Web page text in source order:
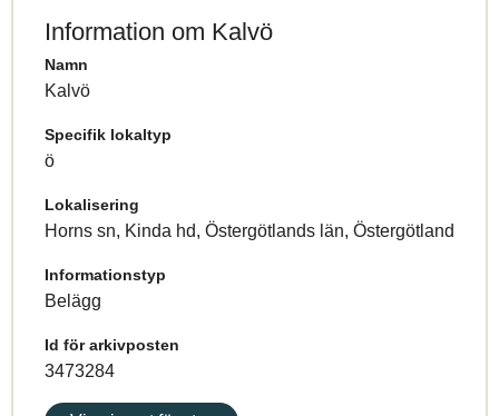
Information om Kalvö
Namn
Kalvö
Specifik lokaltyp
ö
Lokalisering
Horns sn, Kinda hd, Östergötlands län, Östergötland
Informationstyp
Belägg
Id för arkivposten
3473284